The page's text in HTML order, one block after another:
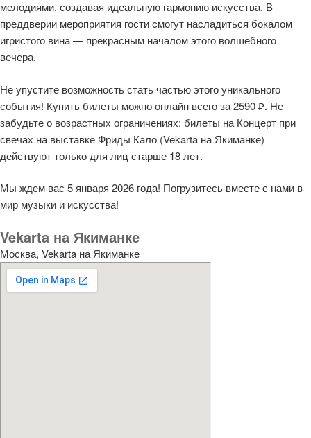
мелодиями, создавая идеальную гармонию искусства. В
преддверии мероприятия гости смогут насладиться бокалом
игристого вина — прекрасным началом этого волшебного
вечера.
Не упустите возможность стать частью этого уникального
события! Купить билеты можно онлайн всего за 2590 ₽. Не
забудьте о возрастных ограничениях: билеты на Концерт при
свечах на выставке Фриды Кало (Vekarta на Якиманке)
действуют только для лиц старше 18 лет.
Мы ждем вас 5 января 2026 года! Погрузитесь вместе с нами в
мир музыки и искусства!
Vekarta на Якиманке
Москва, Vekarta на Якиманке